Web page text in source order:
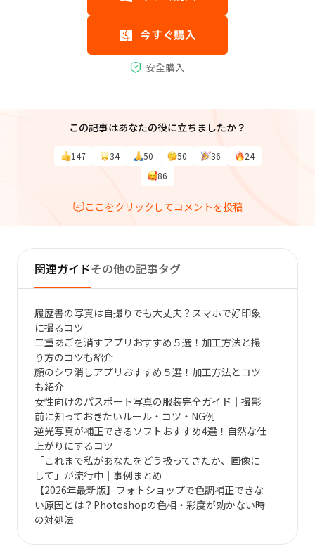
この記事はあなたの役に立ちましたか？
147 34 50 50 36
24
86
ここをクリックしてコメントを投稿
関連ガイドその他の記事タグ
履歴書の写真は自撮りでも大丈夫？スマホで好印象
に撮るコツ
二重あごを消すアプリおすすめ５選！加工方法と撮
り方のコツも紹介
顔のシワ消しアプリおすすめ５選！加工方法とコツ
も紹介
女性向けのパスポート写真の服装完全ガイド｜撮影
前に知っておきたいルール・コツ・NG例
逆光写真が補正できるソフトおすすめ4選！自然な仕
上がりにするコツ
「これまで私があなたをどう扱ってきたか、画像に
して」が流行中｜事例まとめ
【2026年最新版】フォトショップで色調補正できな
い原因とは？Photoshopの色相・彩度が効かない時
の対処法